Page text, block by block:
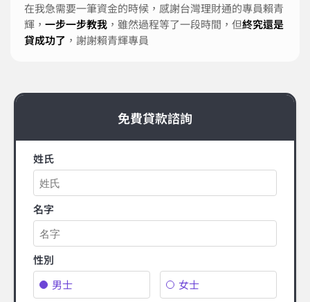
在我急需要一筆資金的時候，感謝台灣理財通的專員賴青
輝， 一步一步教我 ，雖然過程等了一段時間，但終究還是
貸成功了 ，謝謝賴青輝專員
免費貸款諮詢
姓氏
名字
性別
男士
女士